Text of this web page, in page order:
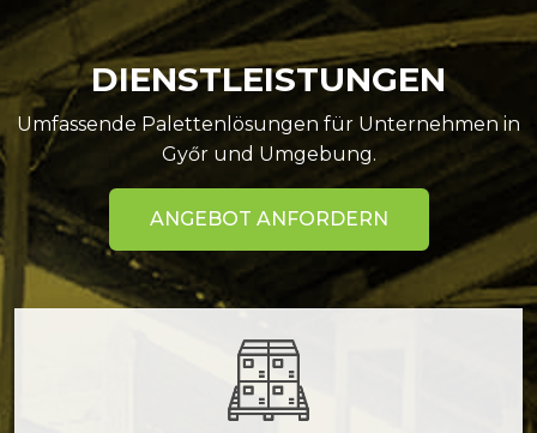
DIENSTLEISTUNGEN
Umfassende Palettenlösungen für Unternehmen in
Győr und Umgebung.
ANGEBOT ANFORDERN